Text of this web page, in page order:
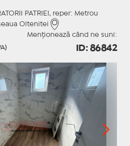
PATRIEI, reper: Metrou
Oltenitei
Menționează când ne suni:
ID: 86842